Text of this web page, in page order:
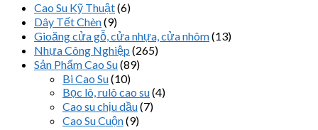
Cao Su Kỹ Thuật(6)
Dây Tết Chèn(9)
Gioăng cửa gỗ, cửa nhựa, cửa nhôm(13)
Nhựa Công Nghiệp (265)
Sản Phẩm Cao Su(89)
Bi Cao Su(10)
Bọc lô, rulô cao su(4)
Cao su chịu dầu(7)
Cao Su Cuộn(9)